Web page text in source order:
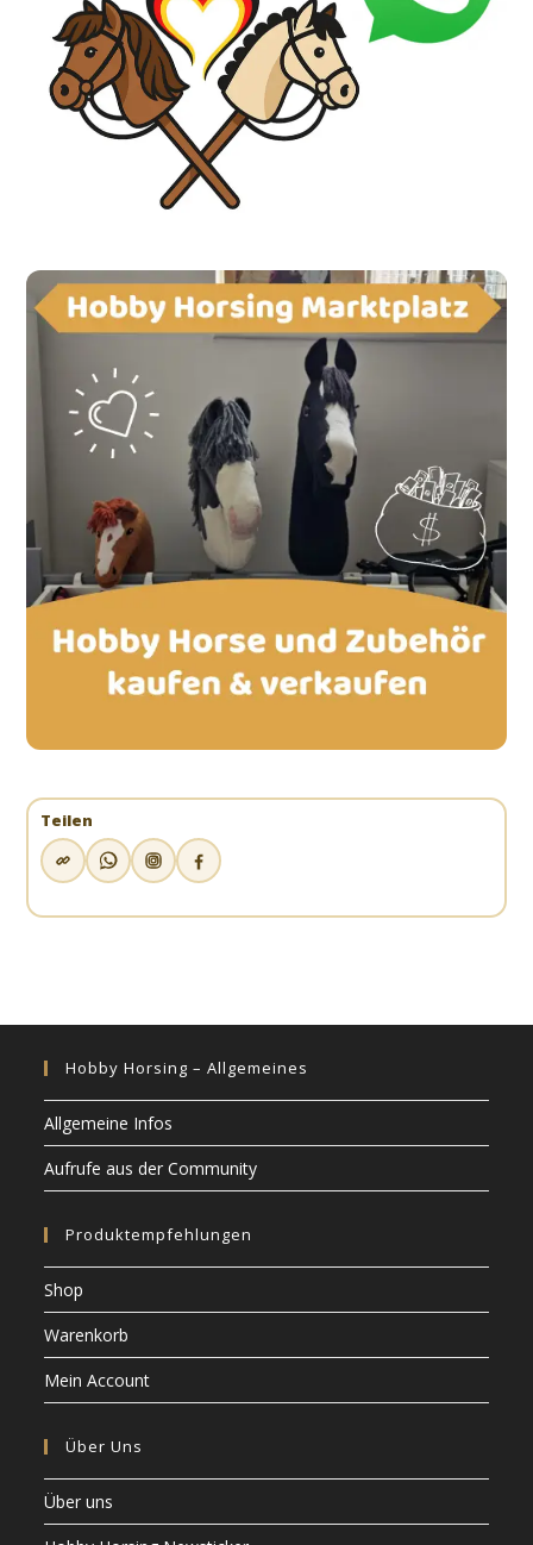
Teilen
Hobby Horsing – Allgemeines
Allgemeine Infos
Aufrufe aus der Community
Produktempfehlungen
Shop
Warenkorb
Mein Account
Über Uns
Über uns